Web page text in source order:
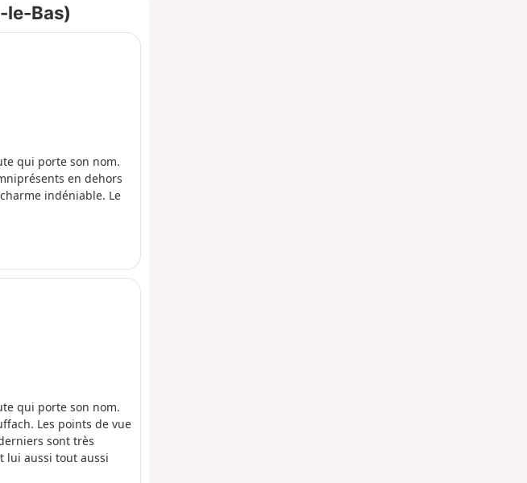
le-Bas)
qui porte son nom.
en dehors
indéniable. Le
qui porte son nom.
Les points de vue
sont très
lui aussi tout aussi